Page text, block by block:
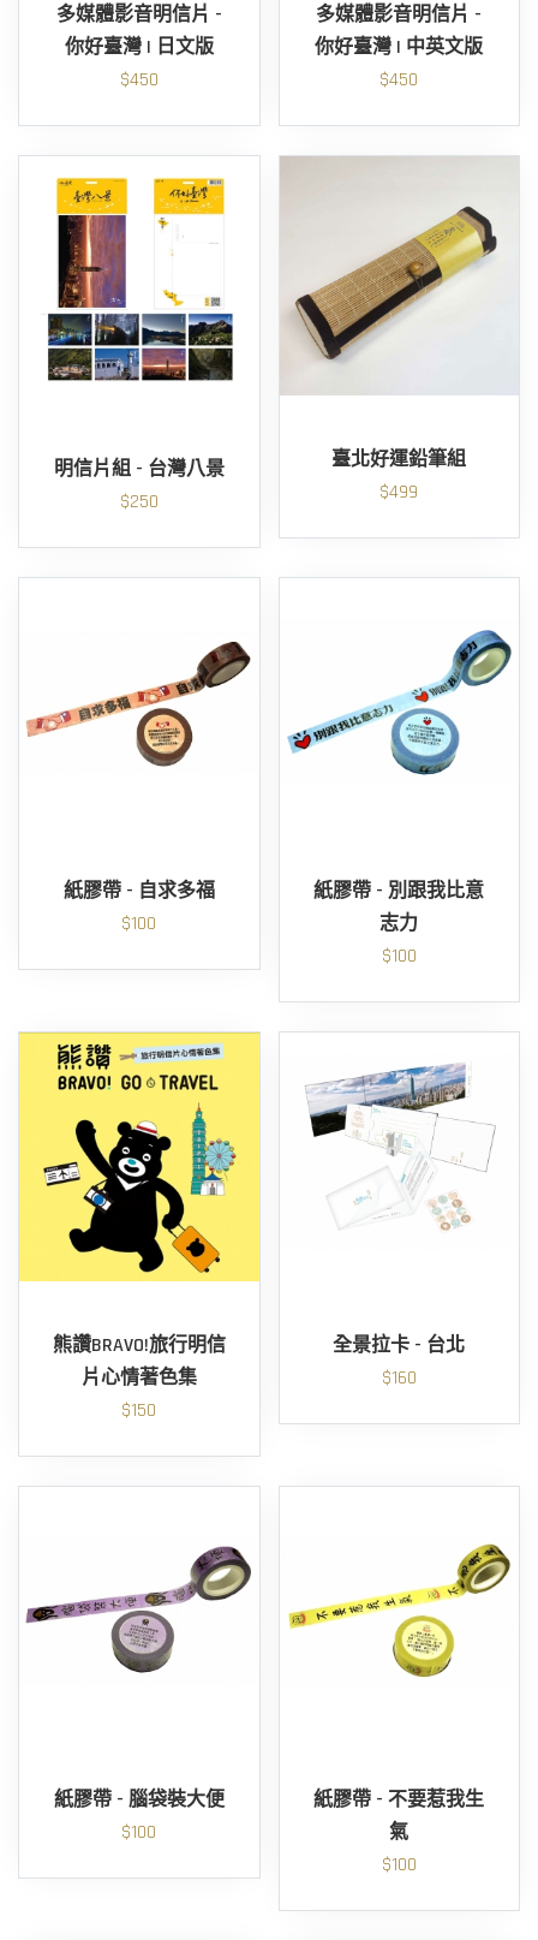
多媒體影音明信片 -
你好臺灣 I 日文版
$450
多媒體影音明信片 -
你好臺灣 I 中英文版
$450
明信片組 - 台灣八景
$250
臺北好運鉛筆組
$499
紙膠帶 - 自求多福
$100
紙膠帶 - 別跟我比意
志力
$100
熊讚BRAVO!旅行明信
片心情著色集
$150
全景拉卡 - 台北
$160
紙膠帶 - 腦袋裝大便
$100
紙膠帶 - 不要惹我生
氣
$100